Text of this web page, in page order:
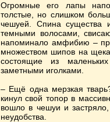
Огромные его лапы
толстые, но слишком
чешуей. Спина существа
темными волосами,
напоминало амфибию –
множеством шипов на
состоящие из
заметными иголками.
– Ещё одна мерзкая
кинул свой топор в
вошло в чешуи и
неудобства.